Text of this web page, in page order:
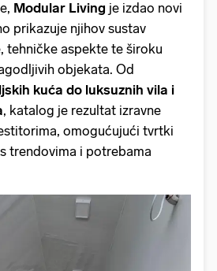
Modular Living je izdao novi
prikazuje njihov sustav
tehničke aspekte te široku
objekata. Od
kuća do luksuznih vila i
, katalog je rezultat izravne
omogućujući tvrtki
trendovima i potrebama